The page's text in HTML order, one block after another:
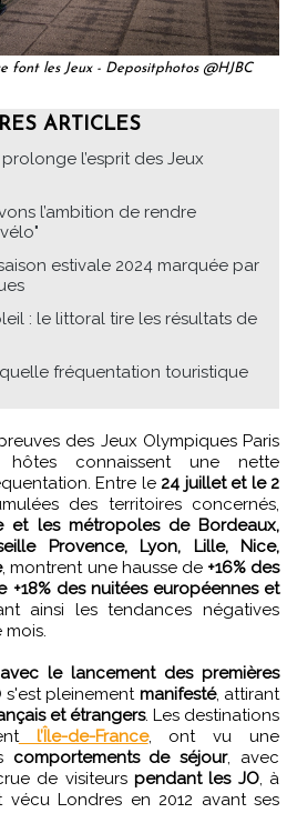
font les Jeux - Depositphotos @HJBC
ARTICLES
l’esprit des Jeux
l’ambition de rendre
estivale 2024 marquée par
: le littoral tire les résultats de
quelle fréquentation touristique
hôtes connaissent une nette
Entre le 24 juillet et le 2
des territoires concernés,
et les métropoles de Bordeaux,
Provence, Lyon, Lille, Nice,
, montrent une hausse de +16% des
+18% des nuitées européennes et
ainsi les tendances négatives
le lancement des premières
s'est pleinement manifesté, attirant
et étrangers. Les destinations
l’Île-de-France, ont vu une
comportements de séjour, avec
de visiteurs pendant les JO, à
Londres en 2012 avant ses